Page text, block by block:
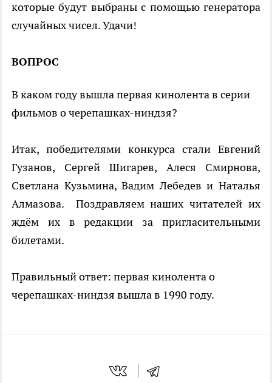
которые будут выбраны с помощью генератора
случайных чисел. Удачи!
ВОПРОС
В каком году вышла первая кинолента в серии
фильмов о черепашках-ниндзя?
Итак, победителями конкурса стали Евгений
Гузанов, Сергей Шигарев, Алеся Смирнова,
Светлана Кузьмина, Вадим Лебедев и Наталья
Алмазова. Поздравляем наших читателей их
ждём их в редакции за пригласительными
билетами.
Правильный ответ: первая кинолента о
черепашках-ниндзя вышла в 1990 году.